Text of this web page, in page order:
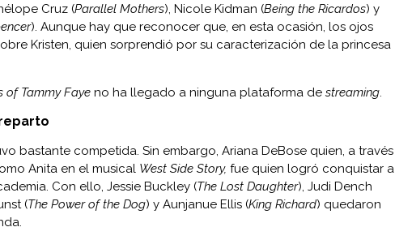
Cruz (Parallel Mothers), Nicole Kidman (Being the Ricardos) y
). Aunque hay que reconocer que, en esta ocasión, los ojos
Kristen, quien sorprendió por su caracterización de la princesa
of Tammy Faye no ha llegado a ninguna plataforma de streaming.
bastante competida. Sin embargo, Ariana DeBose quien, a través
Anita en el musical West Side Story, fue quien logró conquistar a
Con ello, Jessie Buckley (The Lost Daughter), Judi Dench
(The Power of the Dog) y Aunjanue Ellis (King Richard) quedaron